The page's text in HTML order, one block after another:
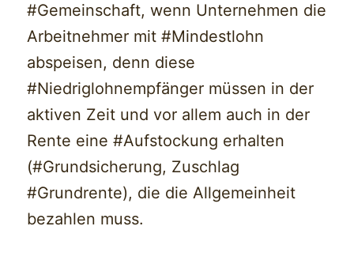
#Gemeinschaft, wenn Unternehmen die
Arbeitnehmer mit #Mindestlohn
abspeisen, denn diese
#Niedriglohnempfänger müssen in der
aktiven Zeit und vor allem auch in der
Rente eine #Aufstockung erhalten
(#Grundsicherung, Zuschlag
#Grundrente), die die Allgemeinheit
bezahlen muss.